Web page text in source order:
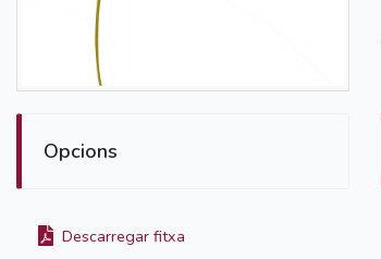
Opcions
Descarregar fitxa